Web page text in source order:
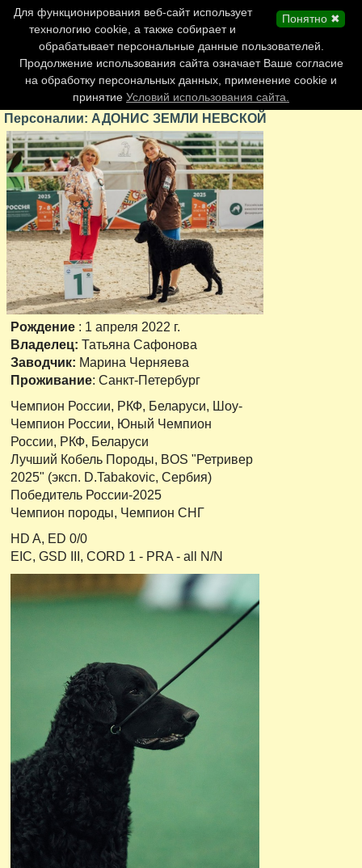
Главная страница
Обновления сайта
Контакты
Персоналии
Форум
Персоналии: АДОНИС ЗЕМЛИ НЕВСКОЙ
Рождение : 1 апреля 2022 г.
Владелец: Татьяна Сафонова
Заводчик: Марина Черняева
Проживание: Санкт-Петербург
Чемпион России, РКФ, Беларуси, Шоу-
Чемпион России, Юный Чемпион
России, РКФ, Беларуси
Лучший Кобель Породы, BOS "Ретривер
2025" (эксп. D.Tabakovic, Сербия)
Победитель России-2025
Чемпион породы, Чемпион СНГ
HD A, ED 0/0
EIC, GSD III, CORD 1 - PRA - all N/N
Понятно ✖
Для функционирования веб-сайт использует
технологию cookie, а также собирает и
обрабатывает персональные данные пользователей.
Продолжение использования сайта означает Ваше согласие
на обработку персональных данных, применение cookie и
принятие Условий использования сайта.